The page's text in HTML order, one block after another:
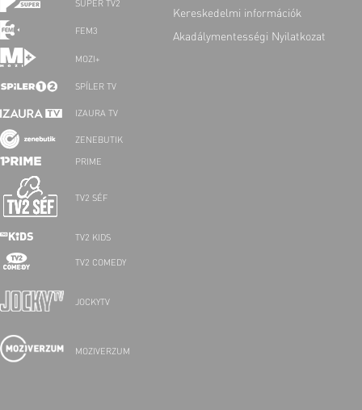
SUPER TV2
FEM3
MOZI+
SPÍLER TV
IZAURA TV
ZENEBUTIK
PRIME
TV2 SÉF
TV2 KIDS
TV2 COMEDY
JOCKYTV
MOZIVERZUM
Kereskedelmi információk
Akadálymentességi Nyilatkozat